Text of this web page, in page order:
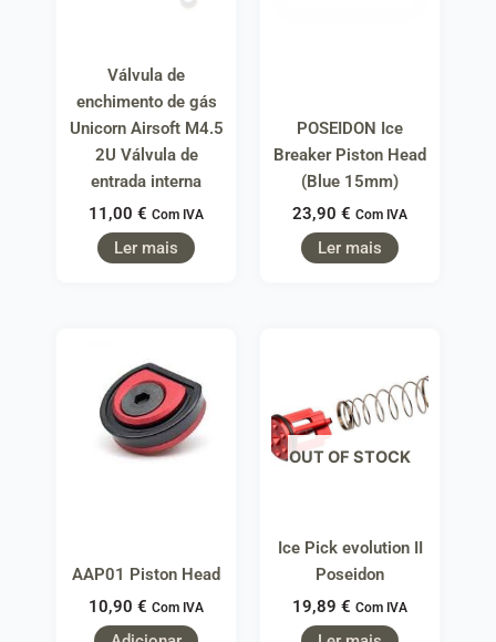
Válvula de
enchimento de gás
Unicorn Airsoft M4.5
2U Válvula de
entrada interna
11,00 € Com IVA
Ler mais
POSEIDON Ice
Breaker Piston Head
(Blue 15mm)
23,90 € Com IVA
Ler mais
AAP01 Piston Head
10,90 € Com IVA
OUT OF STOCK
Ice Pick evolution II
Poseidon
19,89 € Com IVA